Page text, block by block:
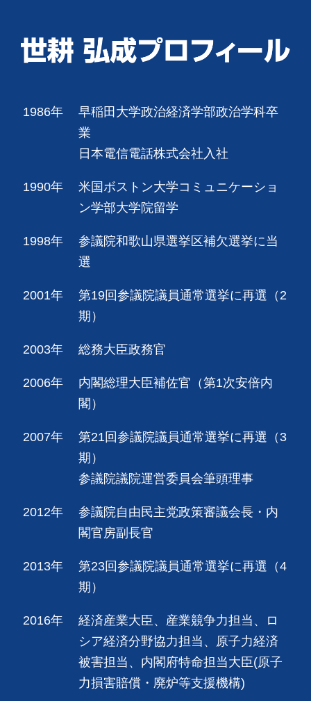
1986年
早稲田大学政治経済学部政治学科卒
業
日本電信電話株式会社入社
1990年
米国ボストン大学コミュニケーショ
ン学部大学院留学
1998年
参議院和歌山県選挙区補欠選挙に当
選
2001年
第19回参議院議員通常選挙に再選（2
期）
2003年 総務大臣政務官
2006年
内閣総理大臣補佐官（第1次安倍内
閣）
2007年
第21回参議院議員通常選挙に再選（3
期）
参議院議院運営委員会筆頭理事
2012年
参議院自由民主党政策審議会長・内
閣官房副長官
2013年
第23回参議院議員通常選挙に再選（4
期）
2016年
経済産業大臣、産業競争力担当、ロ
シア経済分野協力担当、原子力経済
被害担当、内閣府特命担当大臣(原子
力損害賠償・廃炉等支援機構)